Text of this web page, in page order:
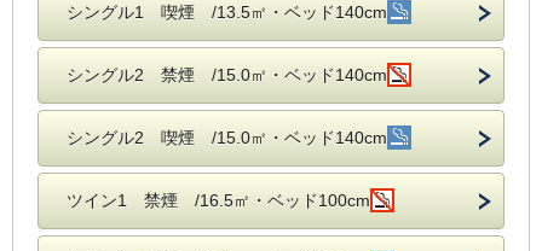
シングル1 喫煙 /13.5㎡・ベッド140cm
シングル2 禁煙 /15.0㎡・ベッド140cm
シングル2 喫煙 /15.0㎡・ベッド140cm
ツイン1 禁煙 /16.5㎡・ベッド100cm